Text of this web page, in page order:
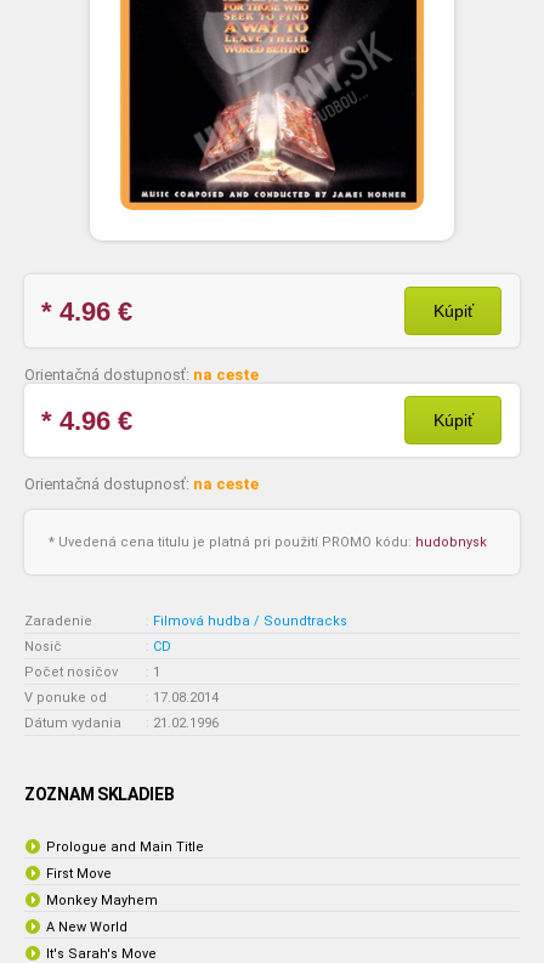
* 4.96 € Kúpiť
Orientačná dostupnosť: na ceste
* 4.96 € Kúpiť
Orientačná dostupnosť: na ceste
* Uvedená cena titulu je platná pri použití PROMO kódu: hudobnysk
Zaradenie : Filmová hudba / Soundtracks
Nosič
: CD
Počet nosičov
: 1
V ponuke od
: 17.08.2014
Dátum vydania
: 21.02.1996
ZOZNAM SKLADIEB
Prologue and Main Title
First Move
Monkey Mayhem
A New World
It's Sarah's Move